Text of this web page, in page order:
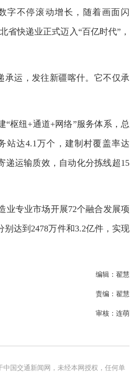
字不停滚动增长，随着画面闪
省快递业正式迈入“百亿时代”，
承运，发往新疆喀什。它不仅承
“枢纽+通道+网络”服务体系，总
站达4.1万个，建制村覆盖率达
递运输质效，自动化分拣线超15
业专业市场开展72个融合发展项
达到2478万件和3.2亿件，实现
编辑：翟慧
责编：翟慧
审核：连萌
中国交通新闻网，未经本网授权，任何单